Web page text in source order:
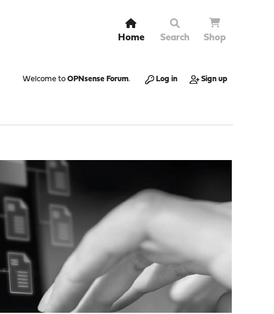
Home Search Shop
Welcome to OPNsense Forum. Log in Sign up